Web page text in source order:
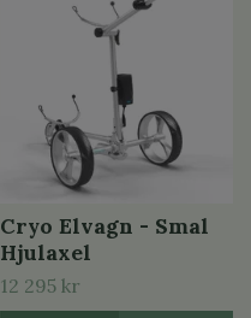
Cryo Elvagn - Smal
Hjulaxel
12 295 kr